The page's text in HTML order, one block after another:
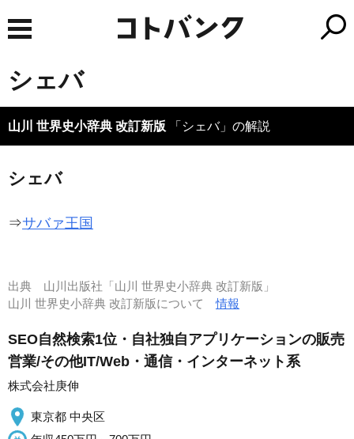
シェバ
山川 世界史小辞典 改訂新版 「シェバ」の解説
シェバ
⇒サバァ王国
出典 山川出版社「山川 世界史小辞典 改訂新版」
山川 世界史小辞典 改訂新版について情報
SEO自然検索1位・自社独自アプリケーションの販売
営業/その他IT/Web・通信・インターネット系
株式会社庚伸
東京都 中央区